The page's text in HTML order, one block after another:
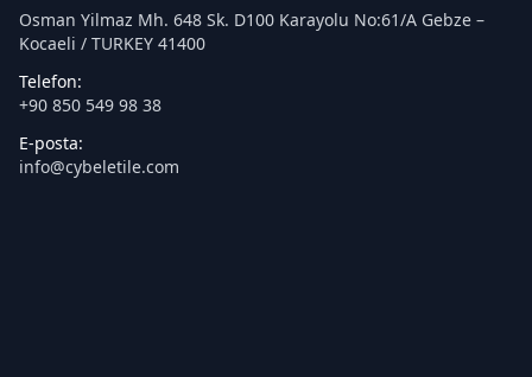
Osman Yilmaz Mh. 648 Sk. D100 Karayolu No:61/A Gebze –
Kocaeli / TURKEY 41400
Telefon:
+90 850 549 98 38
E-posta:
info@cybeletile.com